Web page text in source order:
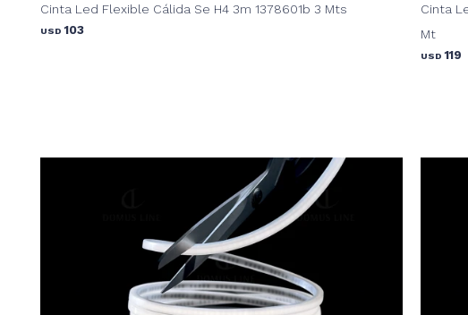
Cinta Led Flexible Cálida Se H4 3m 1378601b 3 Mts
USD 103
Cinta
Mt
USD 119